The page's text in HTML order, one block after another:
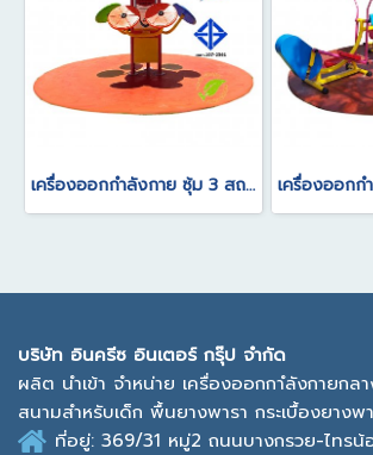
เครื่องออกกำลังกาย ซุ้ม 3 สถานีแป้นหมุนบริหารแขนไหล่นวดฝ่ามือ
บริษัท อินครีซ อินเตอร์ กรุ๊ป จำกัด
ผลิต นำเข้า จำหน่าย เครื่องออกกาํลังกายกล
สนามสำหรับเด็ก พื้นยางพารา กระเบื้องยางพ
ที่อยู่: 369/31 หมู่2 ถนนบางกรวย-ไทร